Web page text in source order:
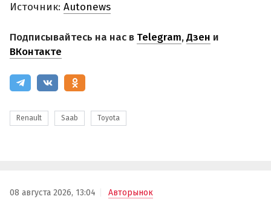
Источник: Autonews
Подписывайтесь на нас в Telegram,Дзен и
ВКонтакте
Renault Saab Toyota
08 августа 2026, 13:04 Авторынок